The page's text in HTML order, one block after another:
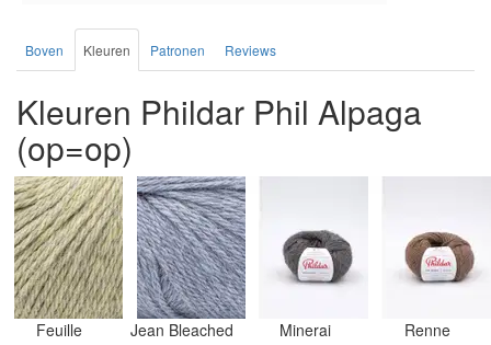
Boven Kleuren Patronen Reviews
Kleuren Phildar Phil Alpaga
(op=op)
Feuille Jean Bleached Minerai Renne